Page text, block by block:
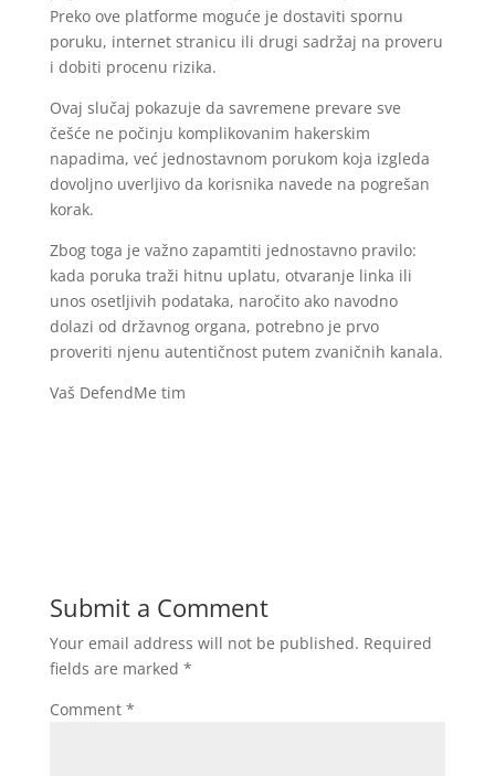
Preko ove platforme moguće je dostaviti spornu
poruku, internet stranicu ili drugi sadržaj na proveru
i dobiti procenu rizika.
Ovaj slučaj pokazuje da savremene prevare sve
češće ne počinju komplikovanim hakerskim
napadima, već jednostavnom porukom koja izgleda
dovoljno uverljivo da korisnika navede na pogrešan
korak.
Zbog toga je važno zapamtiti jednostavno pravilo:
kada poruka traži hitnu uplatu, otvaranje linka ili
unos osetljivih podataka, naročito ako navodno
dolazi od državnog organa, potrebno je prvo
proveriti njenu autentičnost putem zvaničnih kanala.
Vaš DefendMe tim
Submit a Comment
Your email address will not be published. Required
fields are marked *
Comment *